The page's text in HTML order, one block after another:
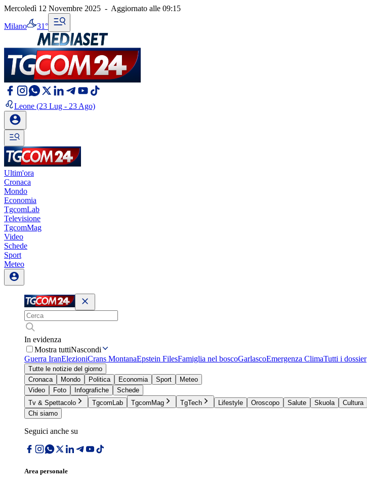
Mercoledì 12 Novembre 2025 - Aggiornato alle 09:15
Milano 31°
Leone (23 Lug - 23 Ago)
Ultim'ora
Cronaca
Mondo
Economia
TgcomLab
Televisione
TgcomMag
Video
Schede
Sport
Meteo
In evidenza
Mostra tuttiNascondi
Guerra IranElezioniCrans MontanaEpstein FilesFamiglia nel boscoGarlascoEmergenza ClimaTutti i dossier
Tutte le notizie del giorno
Cronaca
Mondo Politica Economia Sport
Meteo
Video
Foto Infografiche
Schede
Tv & Spettacolo
TgcomLab TgcomMag TgTech Lifestyle Oroscopo Salute Skuola Cultura
Chi siamo
Seguici anche su
Area personale